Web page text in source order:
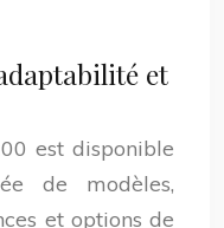
et
est disponible
de modèles,
et options de